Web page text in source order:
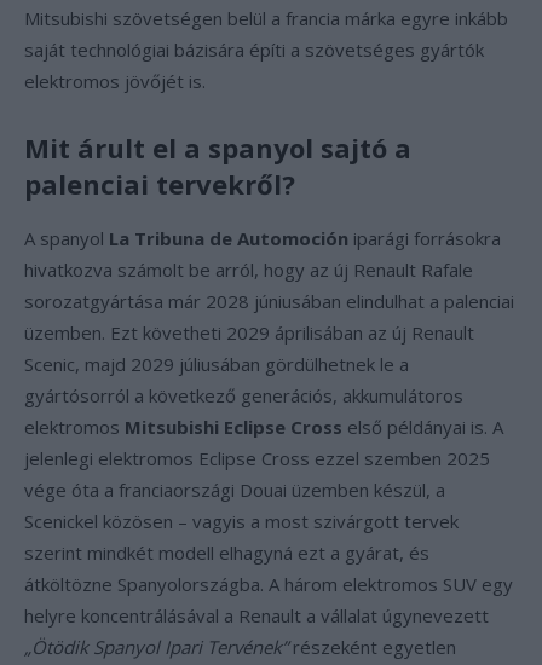
Mitsubishi szövetségen belül a francia márka egyre inkább
saját technológiai bázisára építi a szövetséges gyártók
elektromos jövőjét is.
Mit árult el a spanyol sajtó a
palenciai tervekről?
A spanyol La Tribuna de Automoción iparági forrásokra
hivatkozva számolt be arról, hogy az új Renault Rafale
sorozatgyártása már 2028 júniusában elindulhat a palenciai
üzemben. Ezt követheti 2029 áprilisában az új Renault
Scenic, majd 2029 júliusában gördülhetnek le a
gyártósorról a következő generációs, akkumulátoros
elektromos Mitsubishi Eclipse Cross első példányai is. A
jelenlegi elektromos Eclipse Cross ezzel szemben 2025
vége óta a franciaországi Douai üzemben készül, a
Scenickel közösen – vagyis a most szivárgott tervek
szerint mindkét modell elhagyná ezt a gyárat, és
átköltözne Spanyolországba. A három elektromos SUV egy
helyre koncentrálásával a Renault a vállalat úgynevezett
„Ötödik Spanyol Ipari Tervének”részeként egyetlen